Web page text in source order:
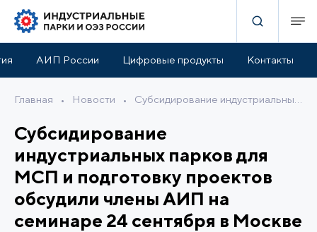
АИП России Цифровые продукты Контакты
Главная • Новости •
Субсидирование
индустриальных парков для
МСП и подготовку проектов
обсудили члены АИП на
семинаре 24 сентября в Москве